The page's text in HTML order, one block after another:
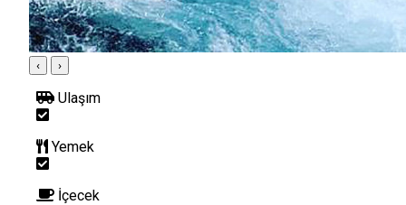
‹ ›
Ulaşım
Yemek
İçecek